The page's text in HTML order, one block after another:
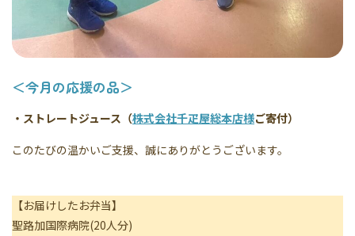
＜今月の応援の品＞
・ストレートジュース（株式会社千疋屋総本店様ご寄付）
このたびの温かいご支援、誠にありがとうございます。
【お届けしたお弁当】
聖路加国際病院(20人分)